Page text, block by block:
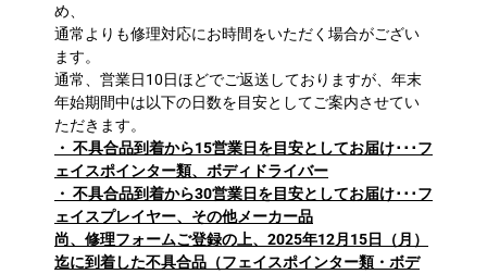
め、
通常よりも修理対応にお時間をいただく場合がござい
ます。
通常、営業日10日ほどでご返送しておりますが、年末
年始期間中は以下の日数を目安としてご案内させてい
ただきます。
・ 不具合品到着から15営業日を目安としてお届け･･･フ
ェイスポインター類、ボディドライバー
・ 不具合品到着から30営業日を目安としてお届け･･･フ
ェイスプレイヤー、その他メーカー品
尚、修理フォームご登録の上、2025年12月15日（月）
迄に到着した不具合品（フェイスポインター類・ボデ